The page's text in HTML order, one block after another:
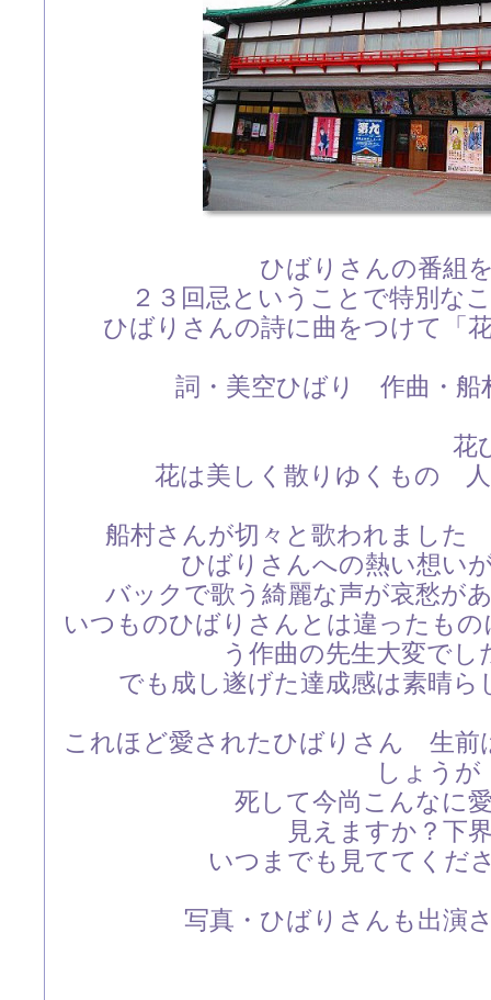
ひばりさんの番組
２３回忌ということで特別な
ひばりさんの詩に曲をつけて「
詞・美空ひばり 作曲・
花ひ
花は美しく散りゆくもの 人
船村さんが切々と歌われまし
ひばりさんへの熱い想い
バックで歌う綺麗な声が哀愁が
いつものひばりさんとは違ったも
う作曲の先生大変でし
でも成し遂げた達成感は素晴
これほど愛されたひばりさん 生前
しょうが
死して今尚こんなに
見えますか？下
いつまでも見ててく
写真・ひばりさんも出演